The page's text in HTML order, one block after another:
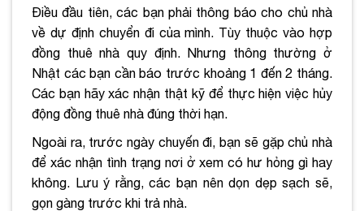
Điều đầu tiên, các bạn phải thông báo cho chủ nhà
về dự định chuyển đi của mình. Tùy thuộc vào hợp
đồng thuê nhà quy định. Nhưng thông thường ở
Nhật các bạn cần báo trước khoảng 1 đến 2 tháng.
Các bạn hãy xác nhận thật kỹ để thực hiện việc hủy
động đồng thuê nhà đúng thời hạn.
Ngoài ra, trước ngày chuyến đi, bạn sẽ gặp chủ nhà
để xác nhận tình trạng nơi ở xem có hư hỏng gì hay
không. Lưu ý rằng, các bạn nên dọn dẹp sạch sẽ,
gọn gàng trước khi trả nhà.